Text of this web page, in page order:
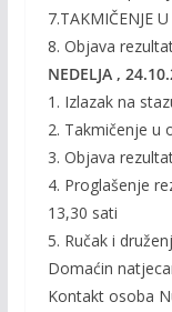
7.TAKMIČENJE
8. Objava
NEDELJA ,
1. Izlazak na
2. Takmičenje u
3. Objava
4. Proglašenje
13,30 sati
5. Ručak i
Domaćin
Kontakt osoba